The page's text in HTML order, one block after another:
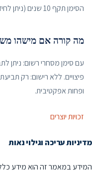
הסימן תקף 10 שנים (ניתן לחידוש).
מה קורה אם מישהו
עם סימן מסחרי רשום: ניתן
פיצויים. ללא רישום: רק
ופחות אפקטיבית.
זכויות יוצרים
מדיניות עריכה וגילוי נאות
המידע במאמר זה הוא מידע